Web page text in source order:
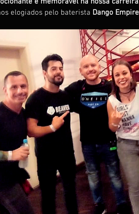
elogiados pelo baterista Dango Empire